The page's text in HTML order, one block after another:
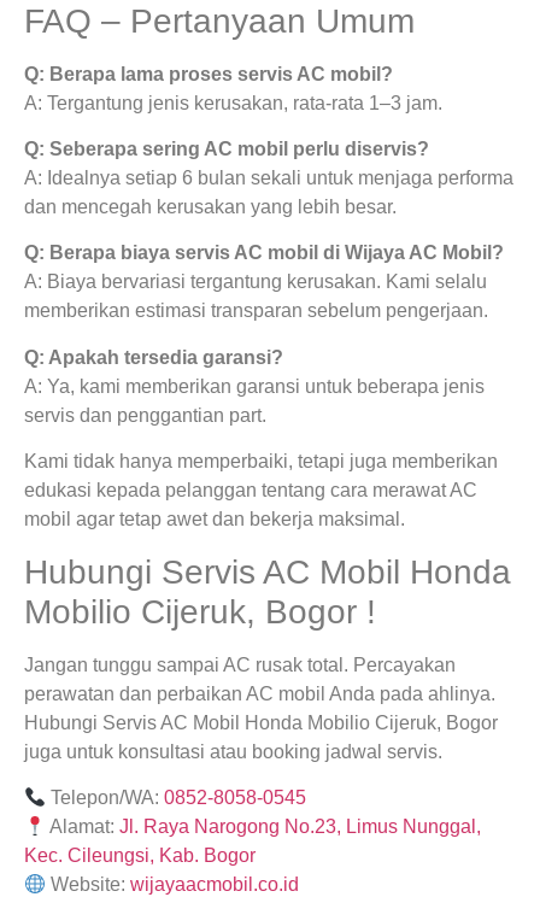
FAQ – Pertanyaan Umum
Q: Berapa lama proses servis AC mobil?
A: Tergantung jenis kerusakan, rata-rata 1–3 jam.
Q: Seberapa sering AC mobil perlu diservis?
A: Idealnya setiap 6 bulan sekali untuk menjaga performa
dan mencegah kerusakan yang lebih besar.
Q: Berapa biaya servis AC mobil di Wijaya AC Mobil?
A: Biaya bervariasi tergantung kerusakan. Kami selalu
memberikan estimasi transparan sebelum pengerjaan.
Q: Apakah tersedia garansi?
A: Ya, kami memberikan garansi untuk beberapa jenis
servis dan penggantian part.
Kami tidak hanya memperbaiki, tetapi juga memberikan
edukasi kepada pelanggan tentang cara merawat AC
mobil agar tetap awet dan bekerja maksimal.
Hubungi Servis AC Mobil Honda
Mobilio Cijeruk, Bogor !
Jangan tunggu sampai AC rusak total. Percayakan
perawatan dan perbaikan AC mobil Anda pada ahlinya.
Hubungi Servis AC Mobil Honda Mobilio Cijeruk, Bogor
juga untuk konsultasi atau booking jadwal servis.
Telepon/WA:0852-8058-0545
Alamat:Jl. Raya Narogong No.23, Limus Nunggal,
Kec. Cileungsi, Kab. Bogor
Website:wijayaacmobil.co.id